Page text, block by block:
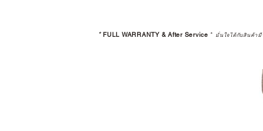
* FULL WARRANTY & After Service * มั่นใจได้กับสินค้ามี